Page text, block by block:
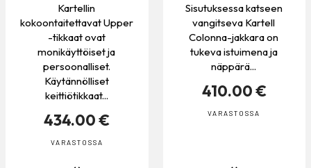
Kartellin
kokoontaitettavat Upper
-tikkaat ovat
monikäyttöiset ja
persoonalliset.
Käytännölliset
keittiötikkaat...
434.00 €
VARASTOSSA
Sisutuksessa katseen
vangitseva Kartell
Colonna-jakkara on
tukeva istuimena ja
näppärä...
410.00 €
VARASTOSSA